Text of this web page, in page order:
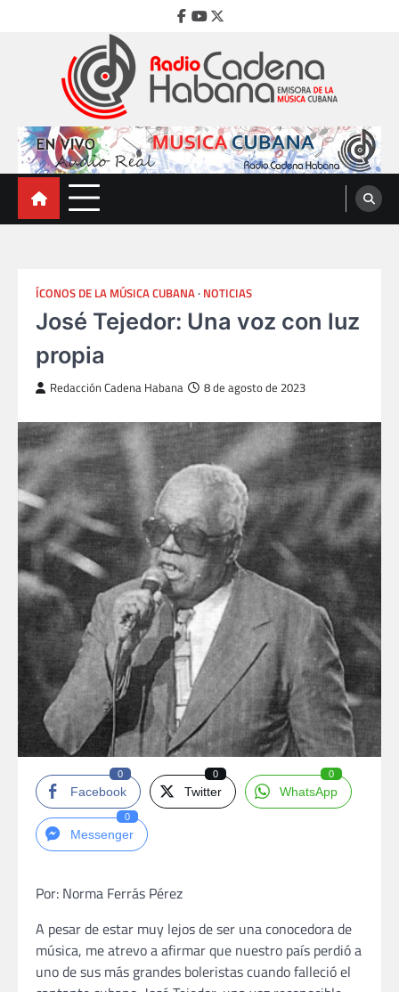
Facebook
Youtube
Twitter
Radio Cadena Habana
Emisora de la Música Cubana
ÍCONOS DE LA MÚSICA CUBANA NOTICIAS
José Tejedor: Una voz con luz
propia
Redacción Cadena Habana 8 de agosto de 2023
Facebook
0
Twitter
0
WhatsApp
0
Messenger
0
Por: Norma Ferrás Pérez
A pesar de estar muy lejos de ser una conocedora de
música, me atrevo a afirmar que nuestro país perdió a
uno de sus más grandes boleristas cuando falleció el